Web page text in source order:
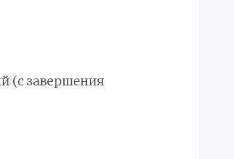
(с завершения